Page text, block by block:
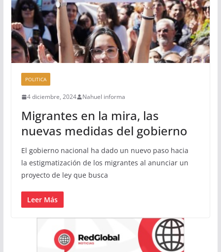
POLITICA
4 diciembre, 2024 Nahuel informa
Migrantes en la mira, las
nuevas medidas del gobierno
El gobierno nacional ha dado un nuevo paso hacia
la estigmatización de los migrantes al anunciar un
proyecto de ley que busca
Leer Más